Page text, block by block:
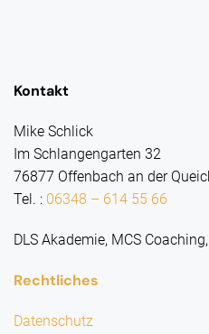
Kontakt
Mike Schlick
Im Schlangengarten 32
76877 Offenbach an der
Tel. : 06348 – 614 55 66
DLS Akademie, MCS
Rechtliches
Datenschutz